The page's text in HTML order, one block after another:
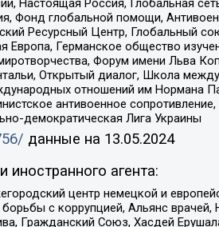
Настоящая Россия, Глобальная
Фонд глобальной помощи,
Ресурсный Центр, Глобальный
Европа, Германское общество
Форум имени Льва
Открытый диалог, Школа
отношений им Нормана
антивоенное
демократическая Лига Украины
данные на 13.05.2024
агента:
центр немецкой и
с коррупцией, Альянс
Гражданский Союз, Хасдей